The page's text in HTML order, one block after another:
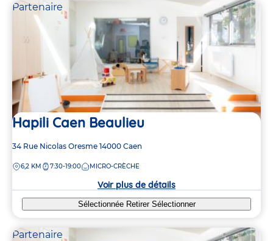
Partenaire
Hapili Caen Beaulieu
Adresse
la
34 Rue Nicolas Oresme 14000 Caen
DISTANCE
6,2 KM 7:30-19:00 MICRO-CRÈCHE
Voir plus de détails
Sélectionnée Retirer Sélectionner
Partenaire